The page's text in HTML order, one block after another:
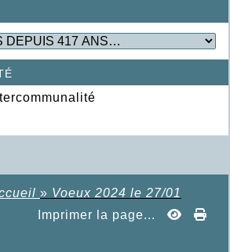
» Voeux 2024 le 27/01
Imprimer la page...